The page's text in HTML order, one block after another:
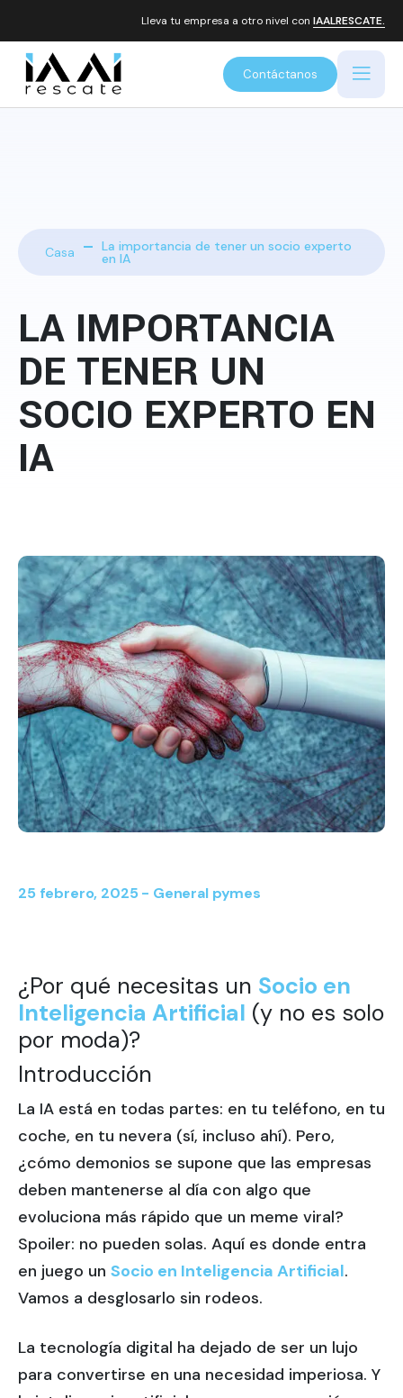
Lleva tu empresa a otro nivel con IAALRESCATE.
Contáctanos
Casa La importancia de tener un socio experto
en IA
LA IMPORTANCIA
DE TENER UN
SOCIO EXPERTO EN
IA
25 febrero, 2025 - General pymes
¿Por qué necesitas un Socio en
Inteligencia Artificial (y no es solo
por moda)?
Introducción
La IA está en todas partes: en tu teléfono, en tu
coche, en tu nevera (sí, incluso ahí). Pero,
¿cómo demonios se supone que las empresas
deben mantenerse al día con algo que
evoluciona más rápido que un meme viral?
Spoiler: no pueden solas. Aquí es donde entra
en juego un Socio en Inteligencia Artificial.
Vamos a desglosarlo sin rodeos.
La tecnología digital ha dejado de ser un lujo
para convertirse en una necesidad imperiosa. Y